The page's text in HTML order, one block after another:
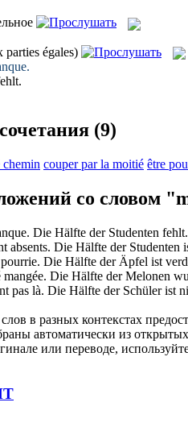
parties égales)
(9)
couper par la moitié être
со словом
Die Hälfte der Studenten fehlt.
absents. Die Hälfte der Studenten
Die Hälfte der Äpfel ist
mangée. Die Hälfte der Melonen
pas là. Die Hälfte der Schüler ist
в разных контекстах
автоматически из
или переводе,